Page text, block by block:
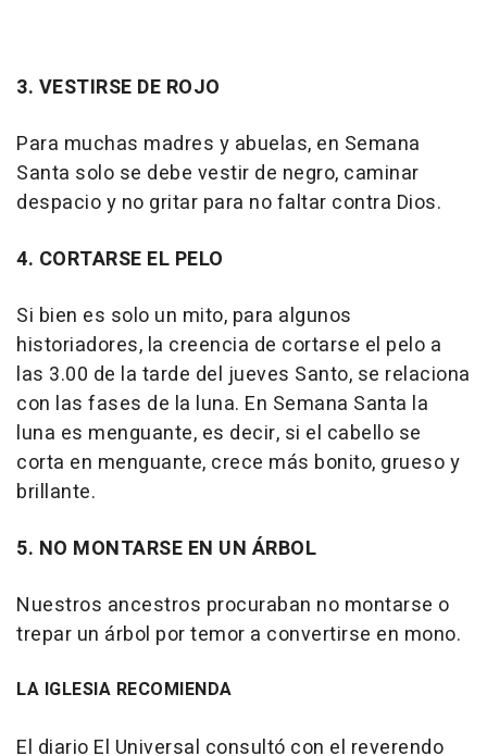
3. VESTIRSE DE ROJO
Para muchas madres y abuelas, en Semana
Santa solo se debe vestir de negro, caminar
despacio y no gritar para no faltar contra Dios.
4. CORTARSE EL PELO
Si bien es solo un mito, para algunos
historiadores, la creencia de cortarse el pelo a
las 3.00 de la tarde del jueves Santo, se relaciona
con las fases de la luna. En Semana Santa la
luna es menguante, es decir, si el cabello se
corta en menguante, crece más bonito, grueso y
brillante.
5. NO MONTARSE EN UN ÁRBOL
Nuestros ancestros procuraban no montarse o
trepar un árbol por temor a convertirse en mono.
LA IGLESIA RECOMIENDA
El diario El Universal consultó con el reverendo